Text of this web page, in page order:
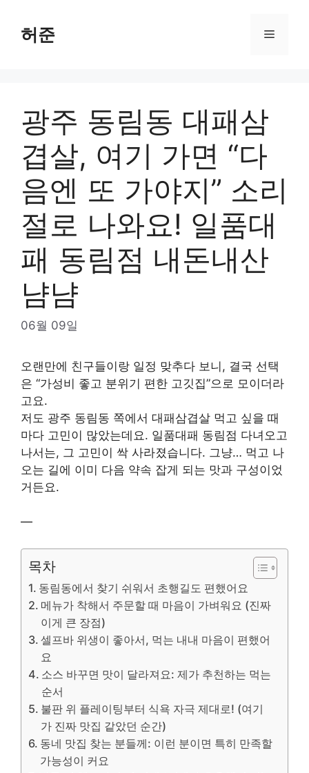
content
허준 Menu
광주 동림동 대패삼
겹살, 여기 가면 “다
음엔 또 가야지” 소리
절로 나와요! 일품대
패 동림점 내돈내산
냠냠
06월 09일
오랜만에 친구들이랑 일정 맞추다 보니, 결국 선택
은 “가성비 좋고 분위기 편한 고깃집”으로 모이더라
고요.
저도 광주 동림동 쪽에서 대패삼겹살 먹고 싶을 때
마다 고민이 많았는데요. 일품대패 동림점 다녀오고
나서는, 그 고민이 싹 사라졌습니다. 그냥… 먹고 나
오는 길에 이미 다음 약속 잡게 되는 맛과 구성이었
거든요.
—
목차
동림동에서 찾기 쉬워서 초행길도 편했어요
메뉴가 착해서 주문할 때 마음이 가벼워요 (진짜
이게 큰 장점)
셀프바 위생이 좋아서, 먹는 내내 마음이 편했어
요
소스 바꾸면 맛이 달라져요: 제가 추천하는 먹는
순서
불판 위 플레이팅부터 식욕 자극 제대로! (여기
가 진짜 맛집 같았던 순간)
동네 맛집 찾는 분들께: 이런 분이면 특히 만족할
가능성이 커요